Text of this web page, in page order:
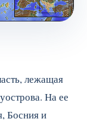
лежащая
На ее
Босния и